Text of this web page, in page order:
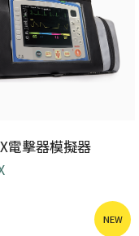
是針對 ZOLL - X
電擊器模擬器
NEW